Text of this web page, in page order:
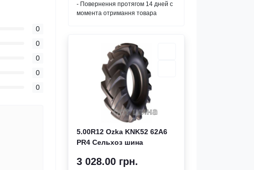
0
0
0
0
0
- Повернення протягом 14 дней с
момента отримання товара
5.00R12 Ozka KNK52 62A6
PR4 Сельхоз шина
3 028.00 грн.